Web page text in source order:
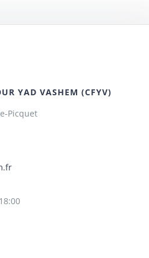
YAD VASHEM (CFYV)
Picquet